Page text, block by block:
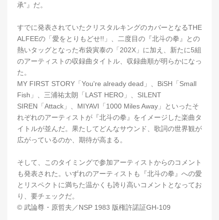
承”』だ。
すでに発表されていたクリスタルキングのカバーとなるTHE
ALFEEの「愛をとりもどせ!!」、二度目の『北斗の拳』との
熱いタッグとなった布袋寅泰の「202X」に加え、新たに5組
のアーティストの収録曲タイトル、収録曲順が明らかになっ
た。
MY FIRST STORY「You're already dead」、BiSH「Small
Fish」、三浦祐太朗「LAST HERO」、SILENT
SIREN「Attack」、MIYAVI「1000 Miles Away」といったそ
れぞれのアーティストが『北斗の拳』をイメージした楽曲タ
イトルが並んだ。果たしてどんなサウンド、歌詞の世界観が
広がっているのか、期待が高まる。
そして、このタイミングで参加アーティストからのコメント
も発表された。いずれのアーティストも『北斗の拳』への愛
とリスペクトに満ちた温かくも誇り高いコメントとなってお
り、要チェックだ。
©︎ 武論尊・原哲夫／NSP 1983 版権許諾証GH-109